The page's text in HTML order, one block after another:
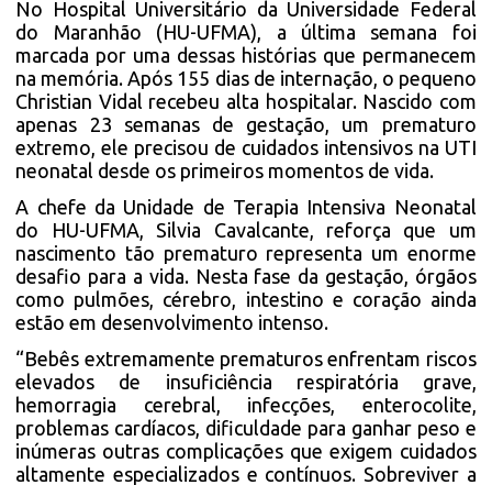
No Hospital Universitário da Universidade Federal
do Maranhão (HU-UFMA), a última semana foi
marcada por uma dessas histórias que permanecem
na memória. Após 155 dias de internação, o pequeno
Christian Vidal recebeu alta hospitalar. Nascido com
apenas 23 semanas de gestação, um prematuro
extremo, ele precisou de cuidados intensivos na UTI
neonatal desde os primeiros momentos de vida.
A chefe da Unidade de Terapia Intensiva Neonatal
do HU-UFMA, Silvia Cavalcante, reforça que um
nascimento tão prematuro representa um enorme
desafio para a vida. Nesta fase da gestação, órgãos
como pulmões, cérebro, intestino e coração ainda
estão em desenvolvimento intenso.
“Bebês extremamente prematuros enfrentam riscos
elevados de insuficiência respiratória grave,
hemorragia cerebral, infecções, enterocolite,
problemas cardíacos, dificuldade para ganhar peso e
inúmeras outras complicações que exigem cuidados
altamente especializados e contínuos. Sobreviver a